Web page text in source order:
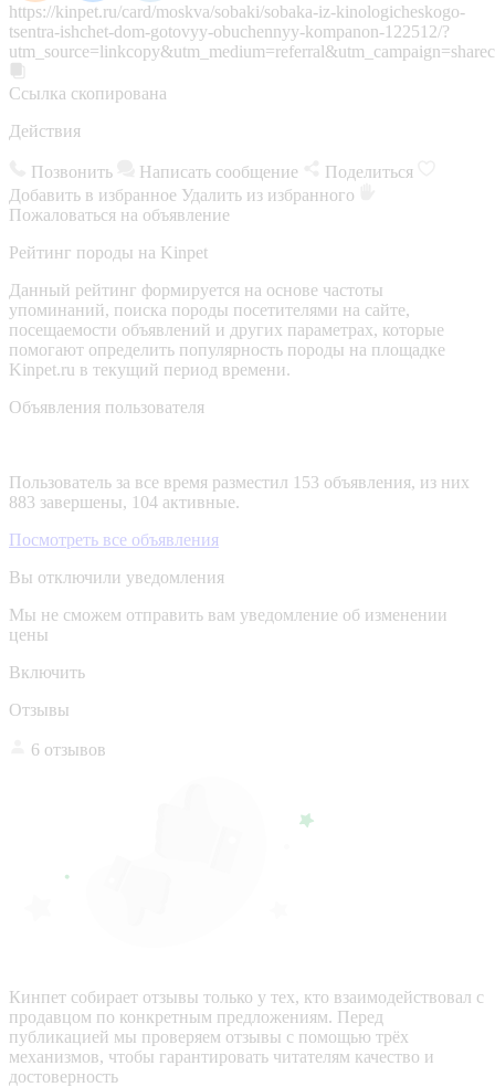
https://kinpet.ru/card/moskva/sobaki/sobaka-iz-kinologicheskogo-
tsentra-ishchet-dom-gotovyy-obuchennyy-kompanon-122512/?
Ссылка скопирована
Действия
Позвонить Написать сообщение
Поделиться
Добавить в избранное Удалить из избранного
Пожаловаться на объявление
Рейтинг породы на Kinpet
Данный рейтинг формируется на основе частоты
упоминаний, поиска породы посетителями на сайте,
посещаемости объявлений и других параметрах, которые
помогают определить популярность породы на площадке
Kinpet.ru в текущий период времени.
Объявления пользователя
Пользователь за все время разместил 153 объявления, из них
883 завершены, 104 активные.
Посмотреть все объявления
Вы отключили уведомления
Мы не сможем отправить вам уведомление об изменении
цены
Включить
Отзывы
6 отзывов
Кинпет собирает отзывы только у тех, кто взаимодействовал с
продавцом по конкретным предложениям. Перед
публикацией мы проверяем отзывы с помощью трёх
механизмов, чтобы гарантировать читателям качество и
достоверность